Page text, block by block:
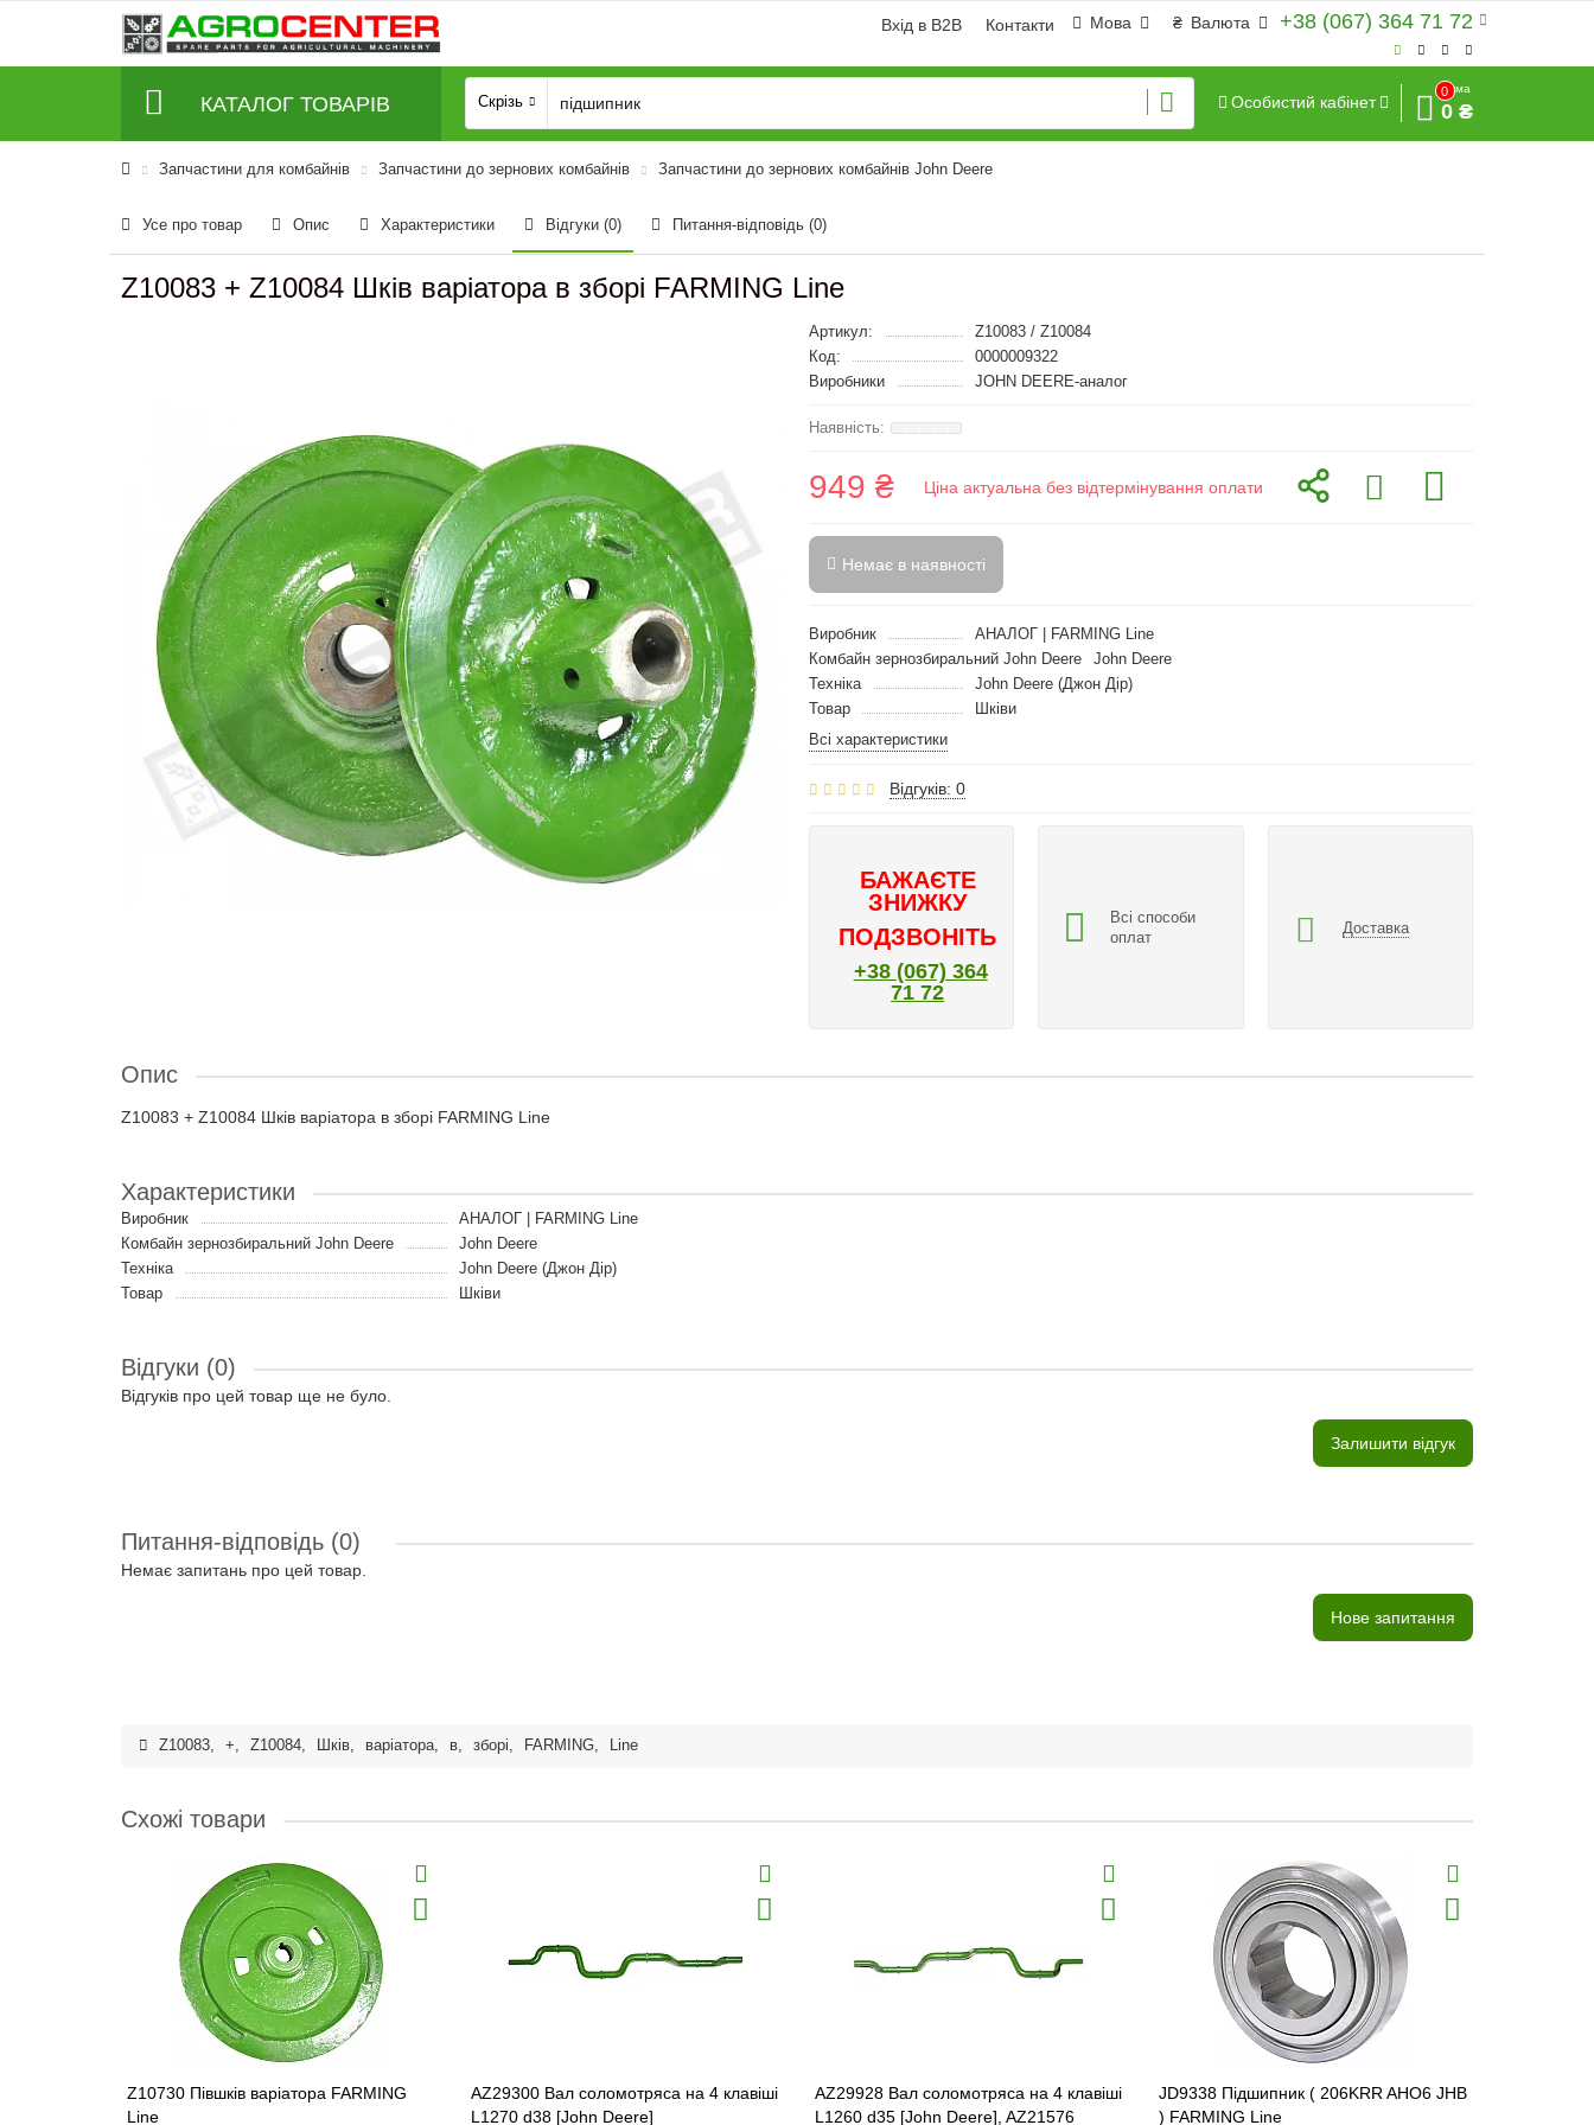
+38 (067) 364 71 72
₴ Валюта
Мова
Вхід в B2B Контакти
КАТАЛОГ ТОВАРІВ Скрізь Особистий кабінет
0
Сума
0 ₴
Запчастини для комбайнів Запчастини до зернових комбайнів Запчастини до зернових комбайнів John Deere
Усе про товар Опис Характеристики Відгуки (0) Питання-відповідь (0)
Z10083 + Z10084 Шків варіатора в зборі FARMING Line
Артикул:
Z10083 / Z10084
Код:
0000009322
Виробники
JOHN DEERE-аналог
949 ₴ Ціна актуальна без відтермінування оплати
Немає в наявності
Виробник
АНАЛОГ | FARMING Line
Комбайн зернозбиральний John Deere
John Deere
Техніка
John Deere (Джон Дір)
Товар
Шківи
Всі характеристики
Відгуків: 0
БАЖАЄТЕ
ЗНИЖКУ
ПОДЗВОНІТЬ
+38 (067) 364
71 72
Всі способи
оплат
Доставка
Опис
Z10083 + Z10084 Шків варіатора в зборі FARMING Line
Характеристики
Виробник
АНАЛОГ | FARMING Line
Комбайн зернозбиральний John Deere
John Deere
Техніка
John Deere (Джон Дір)
Товар
Шківи
Відгуки (0)
Відгуків про цей товар ще не було.
Залишити відгук
Питання-відповідь (0)
Немає запитань про цей товар.
Нове запитання
Z10083, +, Z10084, Шків, варіатора, в, зборі, FARMING, Line
Схожі товари
Z10730 Півшків варіатора FARMING
Line
AZ29300 Вал соломотряса на 4 клавіші
L1270 d38 [John Deere]
AZ29928 Вал соломотряса на 4 клавіші
L1260 d35 [John Deere], AZ21576
JD9338 Підшипник ( 206KRR AHO6 JHB
) FARMING Line